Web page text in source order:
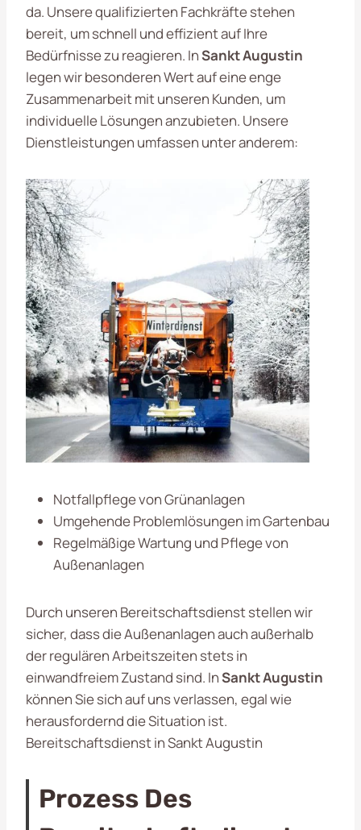
da. Unsere qualifizierten Fachkräfte stehen
bereit, um schnell und effizient auf Ihre
Bedürfnisse zu reagieren. InSankt Augustin
legen wir besonderen Wert auf eine enge
Zusammenarbeit mit unseren Kunden, um
individuelle Lösungen anzubieten. Unsere
Dienstleistungen umfassen unter anderem:
Notfallpflege von Grünanlagen
Umgehende Problemlösungen im Gartenbau
Regelmäßige Wartung und Pflege von
Außenanlagen
Durch unseren Bereitschaftsdienst stellen wir
sicher, dass die Außenanlagen auch außerhalb
der regulären Arbeitszeiten stets in
einwandfreiem Zustand sind. InSankt Augustin
können Sie sich auf uns verlassen, egal wie
herausfordernd die Situation ist.
Bereitschaftsdienst in Sankt Augustin
Prozess Des